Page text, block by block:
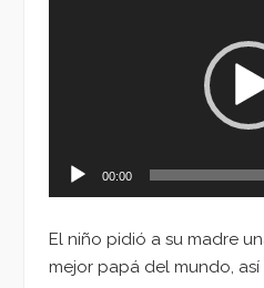
00:00
El niño pidió a su madre
mejor papá del mundo,